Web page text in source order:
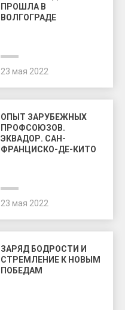
ПРОШЛА В
ВОЛГОГРАДЕ
23 мая 2022
ОПЫТ ЗАРУБЕЖНЫХ
ПРОФСОЮЗОВ.
ЭКВАДОР. САН-
ФРАНЦИСКО-ДЕ-КИТО
23 мая 2022
ЗАРЯД БОДРОСТИ И
СТРЕМЛЕНИЕ К НОВЫМ
ПОБЕДАМ